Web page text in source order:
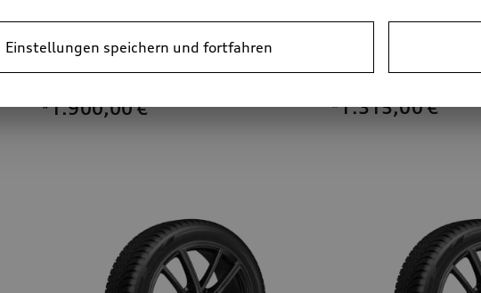
Dachkorb
*1.900,00€ *1.315,00€
Einstellungen speichern und fortfahren